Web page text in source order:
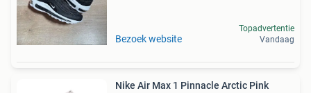
Bezoek website
Topadvertentie
Vandaag
Nike Air Max 1 Pinnacle Arctic Pink